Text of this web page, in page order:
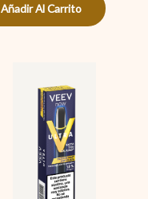
Añadir Al Carrito
now
ULTRA
Passion
Fruit
Kiwi